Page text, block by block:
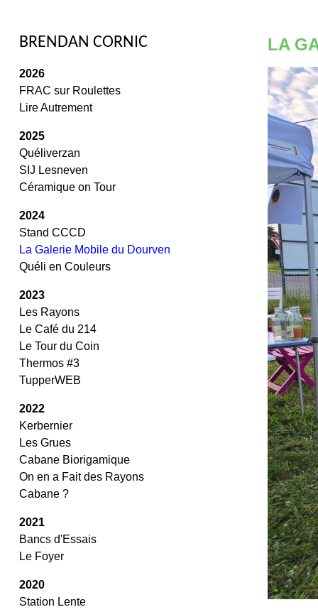
BRENDAN CORNIC
2026
FRAC sur Roulettes
Lire Autrement
2025
Quéliverzan
SIJ Lesneven
Céramique on Tour
2024
Stand CCCD
La Galerie Mobile du Dourven
Quéli en Couleurs
2023
Les Rayons
Le Café du 214
Le Tour du Coin
Thermos #3
TupperWEB
2022
Kerbernier
Les Grues
Cabane Biorigamique
On en a Fait des Rayons
Cabane ?
2021
Bancs d'Essais
Le Foyer
2020
Station Lente
LA